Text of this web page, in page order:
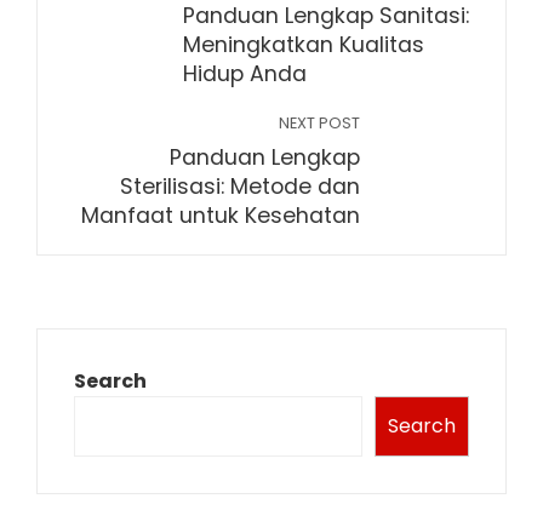
Panduan Lengkap Sanitasi:
Meningkatkan Kualitas
Hidup Anda
NEXT POST
Panduan Lengkap
Sterilisasi: Metode dan
Manfaat untuk Kesehatan
Search
Search